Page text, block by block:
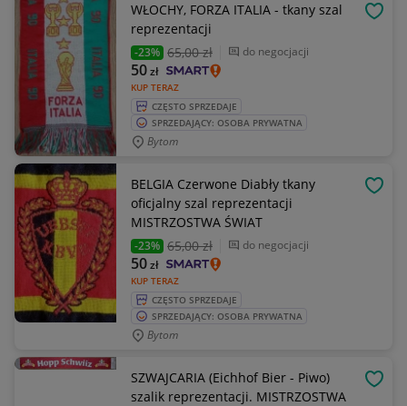
WŁOCHY, FORZA ITALIA - tkany szal
reprezentacji
-23% 65,00 zł do negocjacji
KUP TERAZ
50zł
CZĘSTO SPRZEDAJE
SPRZEDAJĄCY: OSOBA PRYWATNA
Bytom
BELGIA Czerwone Diabły tkany
oficjalny szal reprezentacji
MISTRZOSTWA ŚWIAT
-23% 65,00 zł do negocjacji
KUP TERAZ
50zł
CZĘSTO SPRZEDAJE
SPRZEDAJĄCY: OSOBA PRYWATNA
Bytom
SZWAJCARIA (Eichhof Bier - Piwo)
szalik reprezentacji. MISTRZOSTWA